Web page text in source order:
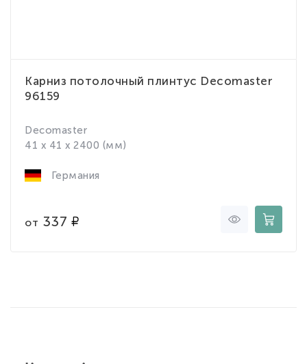
Карниз потолочный плинтус Decomaster
96159
Decomaster
41 x 41 x 2400 (мм)
Германия
от 337